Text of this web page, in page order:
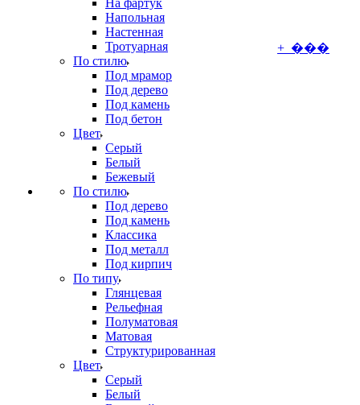
На фартук
Напольная
Настенная
Тротуарная
По стилю
Под мрамор
Под дерево
Под камень
Под бетон
Цвет
Серый
Белый
Бежевый
По стилю
Под дерево
Под камень
Классика
Под металл
Под кирпич
По типу
Глянцевая
Рельефная
Полуматовая
Матовая
Структурированная
Цвет
Серый
Белый
+ ���